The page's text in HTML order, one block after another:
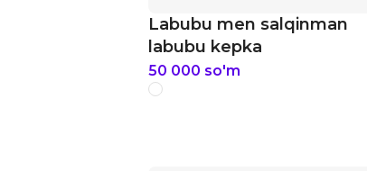
Labubu men salqinman
labubu kepka
50 000 so'm